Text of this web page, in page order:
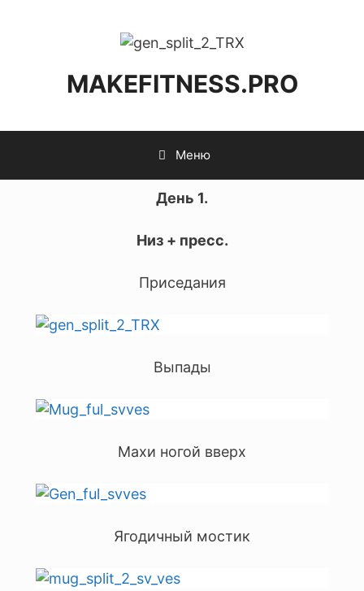
MAKEFITNESS.PRO
Меню
День 1.
Низ + пресс.
Приседания
Выпады
Махи ногой вверх
Ягодичный мостик